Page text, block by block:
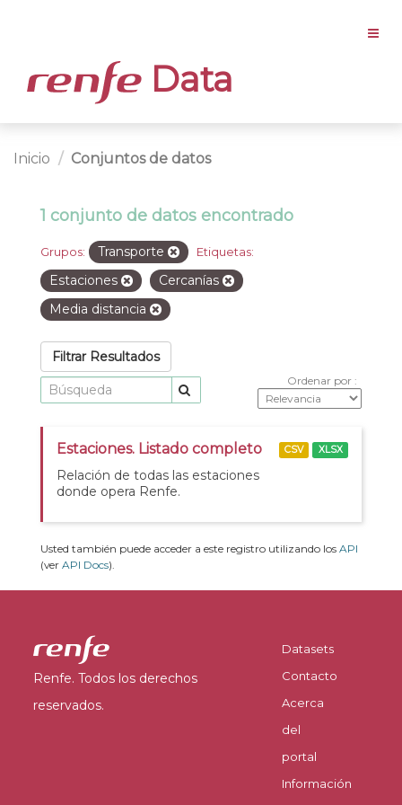
Data
Inicio Conjuntos de datos
1 conjunto de datos encontrado
Grupos: Transporte Etiquetas:
Estaciones
Cercanías
Media distancia
Filtrar Resultados
Ordenar por
Estaciones. Listado completo
Relación de todas las estaciones
donde opera Renfe.
CSV XLSX
Usted también puede acceder a este registro utilizando los API
(ver API Docs).
Renfe. Todos los derechos
reservados.
Datasets
Contacto
Acerca
del
portal
Información